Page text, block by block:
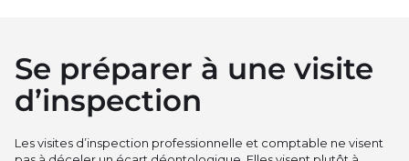
Se préparer à une visite
d’inspection
Les visites d’inspection professionnelle et comptable ne visent